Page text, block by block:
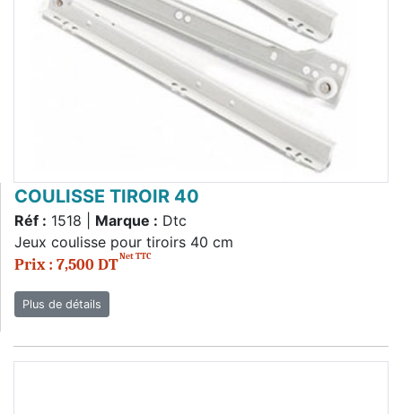
COULISSE TIROIR 40
Réf : 1518 | Marque : Dtc
Jeux coulisse pour tiroirs 40 cm
Prix : 7,500 DTNet TTC
Plus de détails